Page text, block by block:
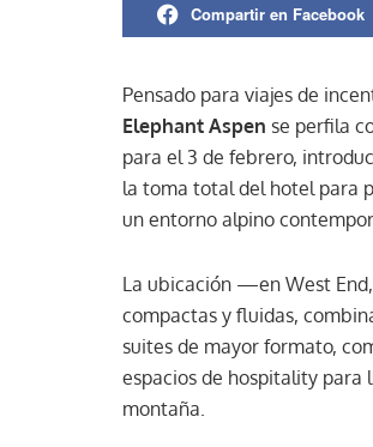
Compartir en Facebook
Pensado para viajes de
Elephant Aspen se perfila
para el 3 de febrero,
la toma total del hotel para
un entorno alpino
La ubicación —en West
compactas y fluidas,
suites de mayor formato,
espacios de hospitality para
montaña.